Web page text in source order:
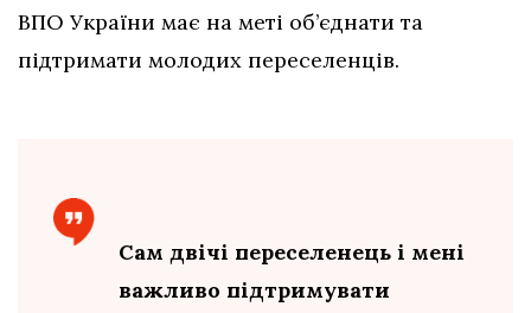
ВПО України має на меті об’єднати та
підтримати молодих переселенців.
Сам двічі переселенець і мені
важливо підтримувати